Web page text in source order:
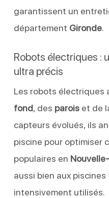
garantissent un
département Gironde.
Robots électriques :
ultra précis
Les robots électriques
fond, des paroiset de
capteurs évolués, ils
piscine pour optimiser
populaires en
aussi bien aux piscines
intensivement utilisés.